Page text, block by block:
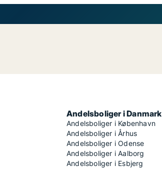
Andelsboliger i Danmark
Andelsboliger i København
Andelsboliger i Århus
Andelsboliger i Odense
Andelsboliger i Aalborg
Andelsboliger i Esbjerg